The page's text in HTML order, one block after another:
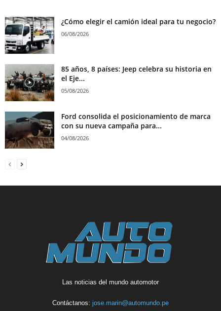
¿Cómo elegir el camión ideal para tu negocio?
06/08/2026
85 años, 8 países: Jeep celebra su historia en
el Eje...
05/08/2026
Ford consolida el posicionamiento de marca
con su nueva campaña para...
04/08/2026
Las noticias del mundo automotor
Contáctanos: jose.marin@automundo.pe